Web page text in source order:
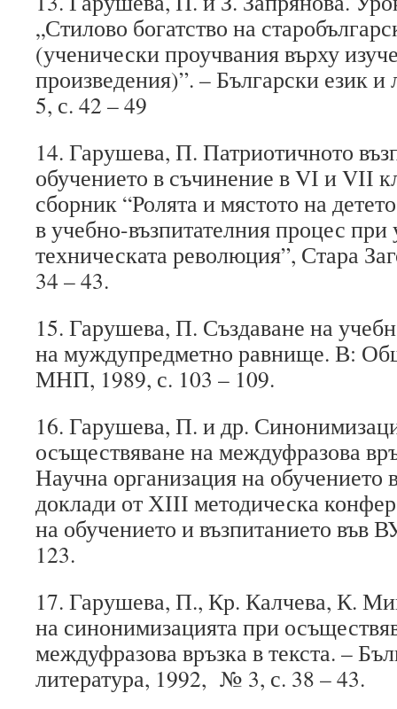
„Стилово богатство на
(ученически проучвания върху
произведения)”. – Български език
5, с. 42 – 49
14. Гарушева, П. Патриотичното
обучението в съчинение в VІ и VІІ
сборник “Ролята и мястото на
в учебно-възпитателния процес
техническата революция”, Стара
34 – 43.
15. Гарушева, П. Създаване на
на муждупредметно равнище. В:
МНП, 1989, с. 103 – 109.
16. Гарушева, П. и др.
осъществяване на междуфразова
Научна организация на обучението
доклади от ХІІІ методическа
на обучението и възпитанието във
123.
17. Гарушева, П., Кр. Калчева, К.
на синонимизацията при
междуфразова връзка в текста. –
литература, 1992, № 3, с. 38 – 43.